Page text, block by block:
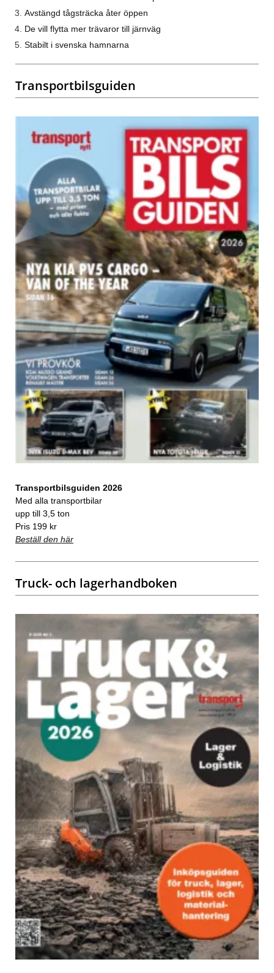
Avstängd tågsträcka åter öppen
De vill flytta mer trävaror till järnväg
Stabilt i svenska hamnarna
Transportbilsguiden
Transportbilsguiden 2026
Med alla transportbilar
upp till 3,5 ton
Pris 199 kr
Beställ den här
Truck- och lagerhandboken